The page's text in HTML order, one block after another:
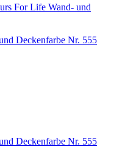
For Life Wand- und
Deckenfarbe Nr. 555
Deckenfarbe Nr. 555